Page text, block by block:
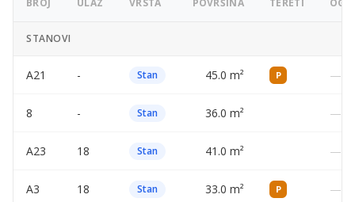
BROJ ULAZ VRSTA POVRŠINA TERETI
STANOVI
A21 - Stan 45.0 m² P —
8 - Stan 36.0 m² —
A23 18 Stan 41.0 m² —
A3 18 Stan 33.0 m² P —